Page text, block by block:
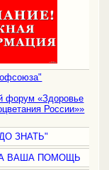
форум «Здоровье
России»»
ЗНАТЬ"
ВАША ПОМОЩЬ